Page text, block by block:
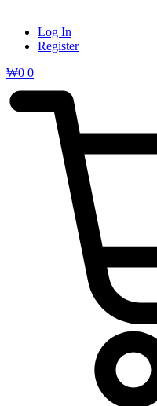
Log In
Register
₩0 0